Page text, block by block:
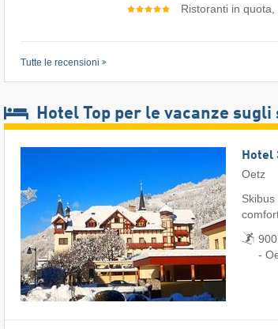
Ristoranti in quota,
Tutte le recensioni
Hotel Top per le vacanze sugli
Hotel
Oetz
Skibus
-